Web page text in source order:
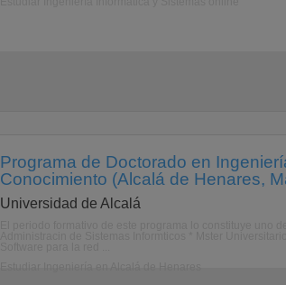
Programa de Doctorado en
Conocimiento (Alcalá de Henares,
Universidad de Alcalá